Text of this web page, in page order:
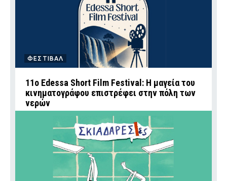
ΦΕΣΤΙΒΑΛ
11ο Edessa Short Film Festival: Η μαγεία του
κινηματογράφου επιστρέφει στην πόλη των
νερών